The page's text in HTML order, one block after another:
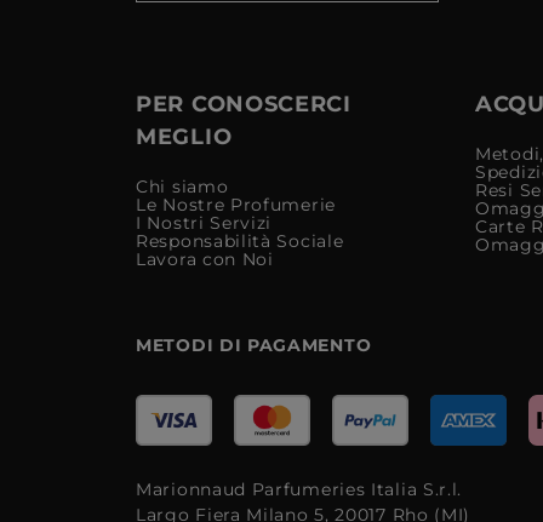
PER CONOSCERCI
MEGLIO
Chi siamo
Le Nostre Profumerie
I Nostri Servizi
Responsabilità Sociale
Lavora con Noi
Resi
Carte
METODI DI PAGAMENTO
Marionnaud Parfumeries Italia S.r.l.
Largo Fiera Milano 5, 20017 Rho (MI)